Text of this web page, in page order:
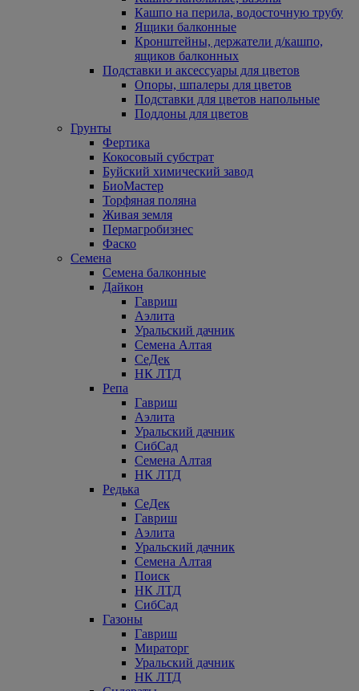
Кашпо на перила, водосточную трубу
Ящики балконные
Кронштейны, держатели д/кашпо,
ящиков балконных
Подставки и аксессуары для цветов
Опоры, шпалеры для цветов
Подставки для цветов напольные
Поддоны для цветов
Грунты
Фертика
Кокосовый субстрат
Буйский химический завод
БиоМастер
Торфяная поляна
Живая земля
Пермагробизнес
Фаско
Семена
Семена балконные
Дайкон
Гавриш
Аэлита
Уральский дачник
Семена Алтая
СеДек
НК ЛТД
Репа
Гавриш
Аэлита
Уральский дачник
СибСад
Семена Алтая
НК ЛТД
Редька
СеДек
Гавриш
Аэлита
Уральский дачник
Семена Алтая
Поиск
НК ЛТД
СибСад
Газоны
Гавриш
Мираторг
Уральский дачник
НК ЛТД